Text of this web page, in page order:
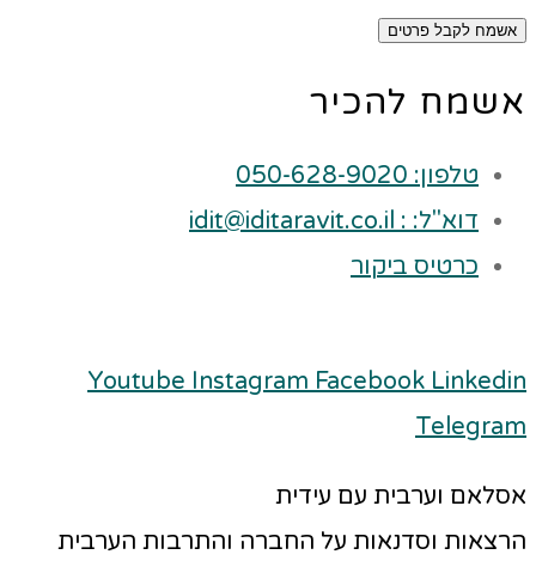
אשמח לקבל פרטים
אשמח להכיר
טלפון: 050-628-9020
דוא"ל: : idit@iditaravit.co.il
כרטיס ביקור
Youtube Instagram Facebook Linkedin
Telegram
אסלאם וערבית עם עידית
הרצאות וסדנאות על החברה והתרבות הערבית